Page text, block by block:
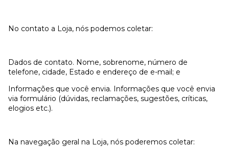
No contato a Loja, nós podemos coletar:
Dados de contato. Nome, sobrenome, número de
telefone, cidade, Estado e endereço de e-mail; e
Informações que você envia. Informações que você envia
via formulário (dúvidas, reclamações, sugestões, críticas,
elogios etc.).
Na navegação geral na Loja, nós poderemos coletar: